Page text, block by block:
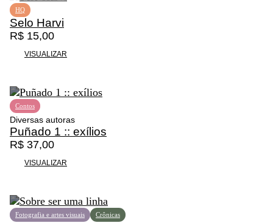
HQ
Selo Harvi
R$ 15,00
VISUALIZAR
Contos
Diversas autoras
Puñado 1 :: exílios
R$ 37,00
VISUALIZAR
Crônicas
Fotografia e artes visuais